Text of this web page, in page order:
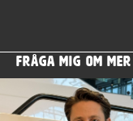
FRÅGA MIG OM